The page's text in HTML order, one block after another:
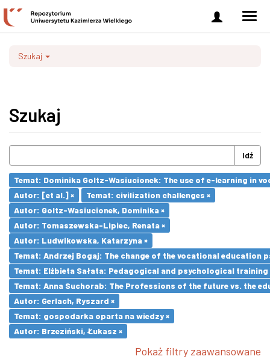
Zaloguj
się
Szukaj
Szukaj
Idź
Temat: Dominika Goltz-Wasiucionek: The use of e-learning in
Autor: [et al.] ×
Temat: civilization challenges ×
Autor: Goltz-Wasiucionek, Dominika ×
Autor: Tomaszewska-Lipiec, Renata ×
Autor: Ludwikowska, Katarzyna ×
Temat: Andrzej Bogaj: The change of the vocational education
Temat: Elżbieta Sałata: Pedagogical and psychological
Temat: Anna Suchorab: The Professions of the future vs. the
Autor: Gerlach, Ryszard ×
Temat: gospodarka oparta na wiedzy ×
Autor: Brzeziński, Łukasz ×
Pokaż filtry zaawansowane